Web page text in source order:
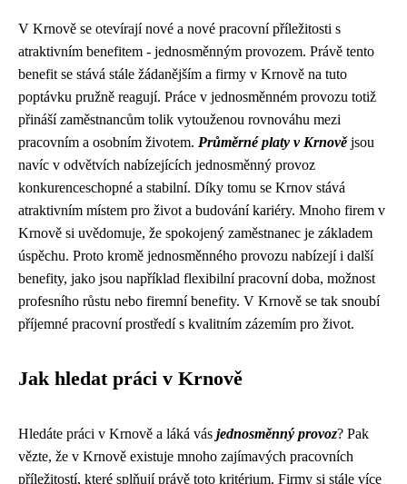
V Krnově se otevírají nové a nové pracovní příležitosti s
atraktivním benefitem - jednosměnným provozem. Právě tento
benefit se stává stále žádanějším a firmy v Krnově na tuto
poptávku pružně reagují. Práce v jednosměnném provozu totiž
přináší zaměstnancům tolik vytouženou rovnováhu mezi
pracovním a osobním životem. Průměrné platy v Krnovějsou
navíc v odvětvích nabízejících jednosměnný provoz
konkurenceschopné a stabilní. Díky tomu se Krnov stává
atraktivním místem pro život a budování kariéry. Mnoho firem v
Krnově si uvědomuje, že spokojený zaměstnanec je základem
úspěchu. Proto kromě jednosměnného provozu nabízejí i další
benefity, jako jsou například flexibilní pracovní doba, možnost
profesního růstu nebo firemní benefity. V Krnově se tak snoubí
příjemné pracovní prostředí s kvalitním zázemím pro život.
Jak hledat práci v Krnově
Hledáte práci v Krnově a láká vás jednosměnný provoz? Pak
vězte, že v Krnově existuje mnoho zajímavých pracovních
příležitostí, které splňují právě toto kritérium. Firmy si stále více